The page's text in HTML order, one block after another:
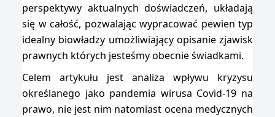
perspektywy aktualnych doświadczeń, układają
się w całość, pozwalając wypracować pewien typ
idealny biowładzy umożliwiający opisanie zjawisk
prawnych których jesteśmy obecnie świadkami.
Celem artykułu jest analiza wpływu kryzysu
określanego jako pandemia wirusa Covid-19 na
prawo, nie jest nim natomiast ocena medycznych